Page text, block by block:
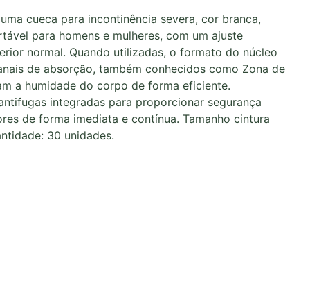
cueca para incontinência severa, cor branca,
para homens e mulheres, com um ajuste
normal. Quando utilizadas, o formato do núcleo
de absorção, também conhecidos como Zona de
a humidade do corpo de forma eficiente.
integradas para proporcionar segurança
de forma imediata e contínua. Tamanho cintura
30 unidades.